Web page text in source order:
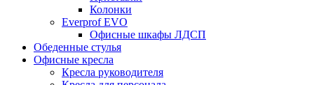
Колонки
Everprof EVO
Офисные шкафы ЛДСП
Обеденные стулья
Офисные кресла
Кресла руководителя